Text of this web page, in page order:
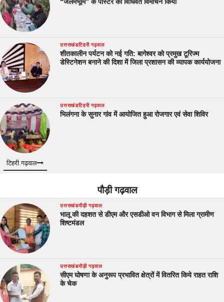
उत्तराखंडटिहरी गढ़वाल
शीतकालीन पर्यटन को नई गति: बागेश्वर को प्रमुख टूरिज्म
डेस्टिनेशन बनाने की दिशा में जिला प्रशासन की व्यापक कार्ययोजना
उत्तराखंडटिहरी गढ़वाल
भिलंगना के सुनार गांव में आयोजित हुआ रोजगार एवं सेवा शिविर
टिहरी गढ़वाल
पौड़ी गढ़वाल
उत्तराखंडपौड़ी गढ़वाल
भालू की दहशत से डीएम और एसडीओ वन विभाग से मिला ग्रामीण
शिष्टमंडल
उत्तराखंडपौड़ी गढ़वाल
सीएम घोषणा के अनुरूप प्रभावित क्षेत्रों में वितरित किये राहत राशि
के चेक